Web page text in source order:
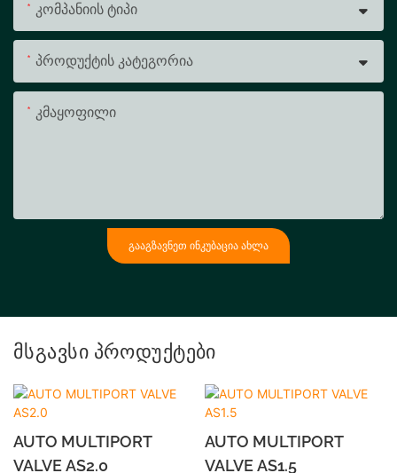
Კომპანიის Ტიპი
Პროდუქტის Კატეგორია
Კმაყოფილი
ᲒᲐᲐᲒᲖᲐᲕᲜᲔᲗ ᲘᲜᲙᲣᲑᲐᲪᲘᲐ ᲐᲮᲚᲐ
Მსგავსი Პროდუქტები
AUTO MULTIPORT
VALVE AS2.0
AUTO MULTIPORT
VALVE AS1.5